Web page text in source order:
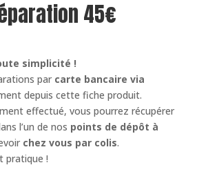
45€
simplicité !
par carte bancaire via
depuis cette fiche produit.
effectué, vous pourrez récupérer
l’un de nos points de dépôt à
chez vous par colis.
pratique !